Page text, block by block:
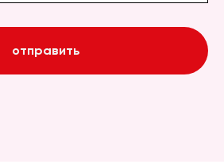
отправить